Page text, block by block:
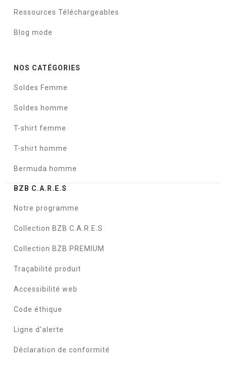
Ressources Téléchargeables
Blog mode
NOS CATÉGORIES
Soldes Femme
Soldes homme
T-shirt femme
T-shirt homme
Bermuda homme
BZB C.A.R.E.S
Notre programme
Collection BZB C.A.R.E.S
Collection BZB PREMIUM
Traçabilité produit
Accessibilité web
Code éthique
Ligne d'alerte
Déclaration de conformité